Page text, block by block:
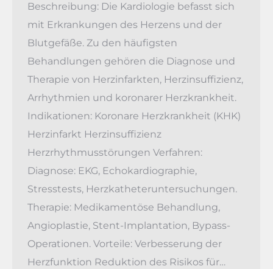
Beschreibung: Die Kardiologie befasst sich
mit Erkrankungen des Herzens und der
Blutgefäße. Zu den häufigsten
Behandlungen gehören die Diagnose und
Therapie von Herzinfarkten, Herzinsuffizienz,
Arrhythmien und koronarer Herzkrankheit.
Indikationen: Koronare Herzkrankheit (KHK)
Herzinfarkt Herzinsuffizienz
Herzrhythmusstörungen Verfahren:
Diagnose: EKG, Echokardiographie,
Stresstests, Herzkatheteruntersuchungen.
Therapie: Medikamentöse Behandlung,
Angioplastie, Stent-Implantation, Bypass-
Operationen. Vorteile: Verbesserung der
Herzfunktion Reduktion des Risikos für…